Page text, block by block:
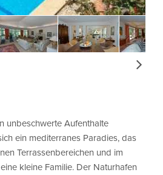
unbeschwerte Aufenthalte
ein mediterranes Paradies, das
Terrassenbereichen und im
kleine Familie. Der Naturhafen